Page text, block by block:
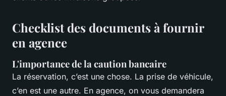
Checklist des documents à fournir
en agence
L'importance de la caution bancaire
La réservation, c’est une chose. La prise de véhicule,
c’en est une autre. En agence, on vous demandera